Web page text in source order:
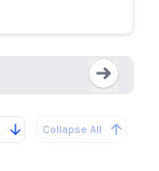
Collapse All